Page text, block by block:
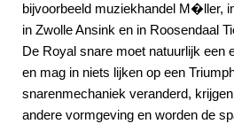
bijvoorbeeld muziekhandel M�ller,
in Zwolle Ansink en in Roosendaal
De Royal snare moet natuurlijk
en mag in niets lijken op een
snarenmechaniek veranderd,
andere vormgeving en worden de